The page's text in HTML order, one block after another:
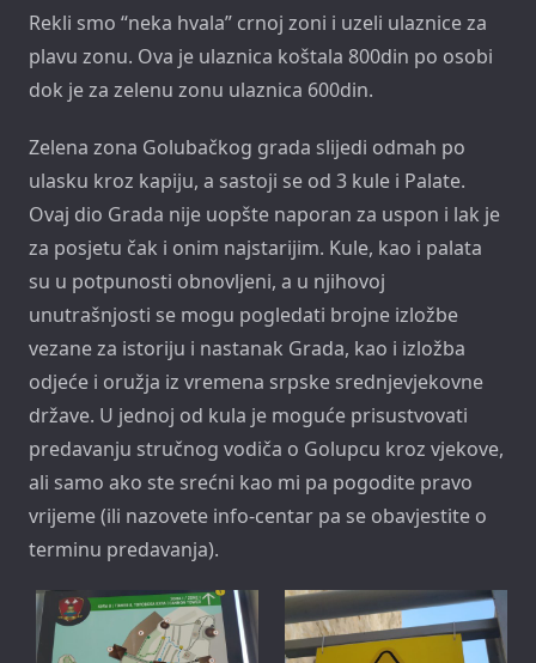
Rekli smo “neka hvala” crnoj zoni i uzeli ulaznice za
plavu zonu. Ova je ulaznica koštala 800din po osobi
dok je za zelenu zonu ulaznica 600din.
Zelena zona Golubačkog grada slijedi odmah po
ulasku kroz kapiju, a sastoji se od 3 kule i Palate.
Ovaj dio Grada nije uopšte naporan za uspon i lak je
za posjetu čak i onim najstarijim. Kule, kao i palata
su u potpunosti obnovljeni, a u njihovoj
unutrašnjosti se mogu pogledati brojne izložbe
vezane za istoriju i nastanak Grada, kao i izložba
odjeće i oružja iz vremena srpske srednjevjekovne
države. U jednoj od kula je moguće prisustvovati
predavanju stručnog vodiča o Golupcu kroz vjekove,
ali samo ako ste srećni kao mi pa pogodite pravo
vrijeme (ili nazovete info-centar pa se obavjestite o
terminu predavanja).